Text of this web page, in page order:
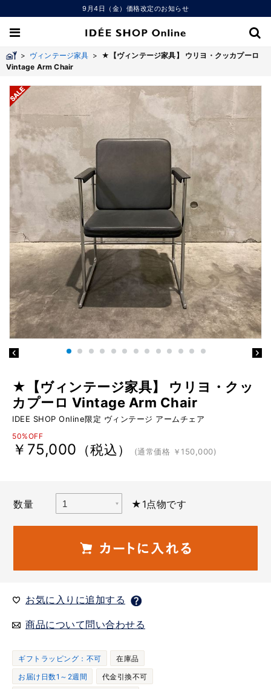
9月4日（金）価格改定のお知らせ
> ヴィンテージ家具 > ★【ヴィンテージ家具】 ウリヨ・クッカプーロ
Vintage Arm Chair
★【ヴィンテージ家具】 ウリヨ・クッ
カプーロ Vintage Arm Chair
IDEE SHOP Online限定 ヴィンテージ アームチェア
50%OFF
￥75,000 （税込） (通常価格 ￥150,000)
数量 ★1点物です
お気に入りに追加する
商品について問い合わせる
ギフトラッピング：不可
在庫品
お届け日数1～2週間
代金引換不可